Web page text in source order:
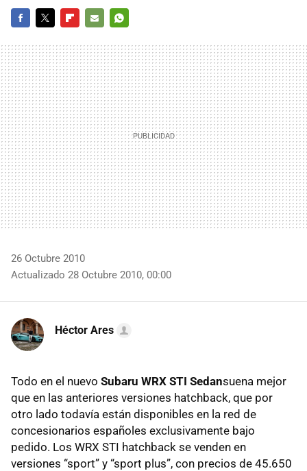
MAIL
26 Octubre 2010
Actualizado 28 Octubre 2010, 00:00
Héctor Ares
Todo en el nuevo Subaru WRX STI Sedansuena mejor
que en las anteriores versiones hatchback, que por
otro lado todavía están disponibles en la red de
concesionarios españoles exclusivamente bajo
pedido. Los WRX STI hatchback se venden en
versiones “sport” y “sport plus”, con precios de 45.650